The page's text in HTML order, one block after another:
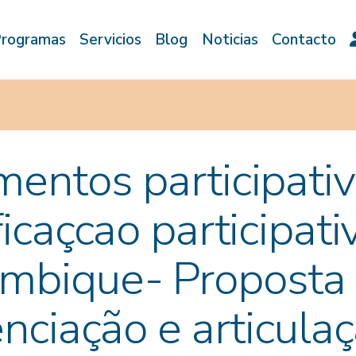
Servicios Blog Noticias Contacto
e